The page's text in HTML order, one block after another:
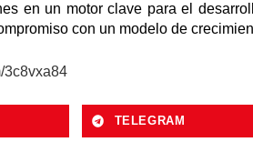
en un motor clave para el
con un modelo de
3c8vxa84
TELEGRAM